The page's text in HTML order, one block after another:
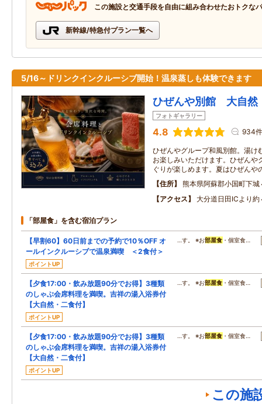
この施設と交通手段を自由に組み合わせたおトクな
新幹線/特急付プラン一覧へ
5/16～ドリンクインクルーシブ開始！温泉蒸しも体験できます
ひぜんや別館 大自然
フォトギャラリー
4.8 934件
ひぜんやグループ和風別館。湯け
お楽しみいただけます。ひぜんや
ぐりが楽しめます。夏はひぜんや
住所
熊本県阿蘇郡小国町下城
アクセス
大分道日田ICより約
「部屋食」を含む宿泊プラン
【早割60】60日前までの予約で10％OFF オ
ールインクルーシブで温泉満喫 ＜2食付＞
ポイントUP
…す。 ※お部屋食 ・個室食…
【夕食17:00・飲み放題90分でお得】3種類
のしゃぶ会席料理を満喫。吉祥の湯入浴券付
【大自然・二食付】
ポイントUP
…す。 ※お部屋食 ・個室食…
【夕食17:00・飲み放題90分でお得】3種類
のしゃぶ会席料理を満喫。吉祥の湯入浴券付
【大自然・二食付】
ポイントUP
…す。 ※お部屋食 ・個室食…
この施